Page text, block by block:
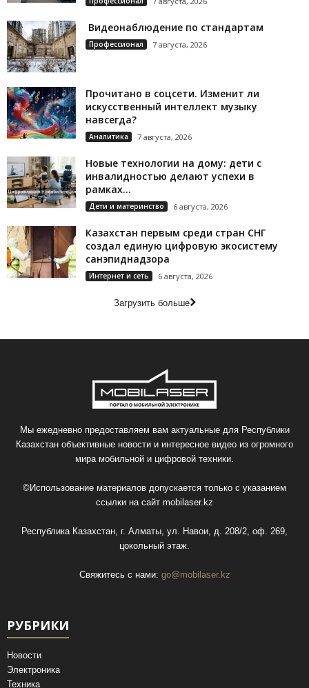
Видеонаблюдение по стандартам
Профессионал 7 августа, 2026
Прочитано в соцсети. Изменит ли
искусственный интеллект музыку
навсегда?
Аналитика 7 августа, 2026
Новые технологии на дому: дети с
инвалидностью делают успехи в
рамках...
Дети и материнство 6 августа, 2026
Казахстан первым среди стран СНГ
создал единую цифровую экосистему
санэпиднадзора
Интернет и сеть 6 августа, 2026
Загрузить больше
Мы ежедневно предоставляем вам актуальные для Республики
Казахстан объективные новости и интересное видео из огромного
мира мобильной и цифровой техники.
©Использование материалов допускается только с указанием
ссылки на сайт mobilaser.kz
Республика Казахстан, г. Алматы, ул. Навои, д. 208/2, оф. 269,
цокольный этаж.
Свяжитесь с нами: go@mobilaser.kz
РУБРИКИ
Новости
Электроника
Техника